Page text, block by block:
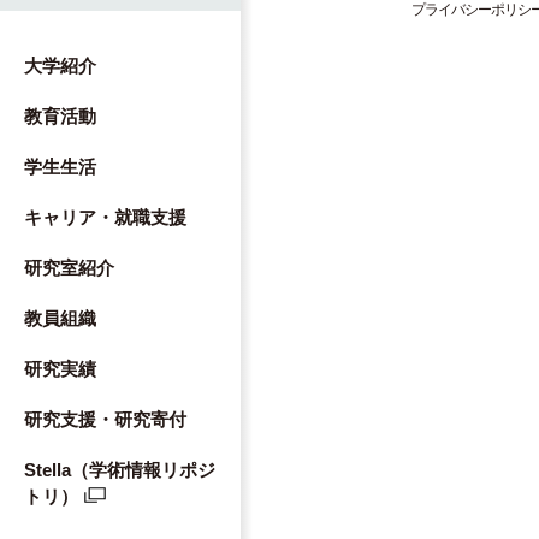
大学紹介
教育活動
学生生活
キャリア・就職支援
研究室紹介
教員組織
研究実績
研究支援・研究寄付
Stella（学術情報リポジ
トリ）
プライバシーポリシ